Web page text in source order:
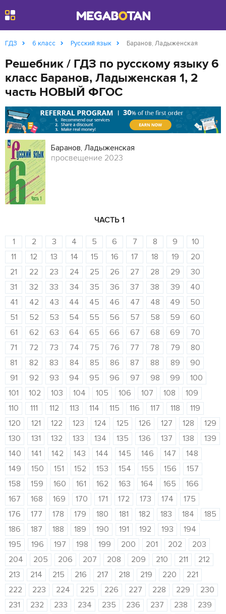
ГДЗ 6 класс Русский язык Баранов, Ладыженская
Решебник / ГДЗ по русскому языку 6
класс Баранов, Ладыженская 1, 2
часть НОВЫЙ ФГОС
Баранов, Ладыженская
просвещение 2023
ЧАСТЬ 1
1 2 3 4 5 6 7 8 9
10
11
12 13 14 15 16 17 18 19
20
21
22 23 24 25 26 27 28 29
30
31
32 33 34 35 36 37 38 39
40
41
42 43 44 45 46 47 48 49
50
51
52 53 54 55 56 57 58 59
60
61
62 63 64 65 66 67 68 69
70
71
72 73 74 75 76 77 78 79
80
81
82 83 84 85 86 87 88 89
90
91
92 93 94 95 96 97 98 99
100
101
102 103 104 105 106 107 108
109
110
111 112 113 114 115 116 117 118
119
120
121 122 123 124 125 126 127 128
129
130
131 132 133 134 135 136 137 138
139
140
141 142 143 144 145 146 147
148
149
150 151 152 153 154 155 156
157
158
159 160 161 162 163 164 165
166
167
168 169 170 171 172 173 174
175
176
177 178 179 180 181 182 183 184
185
186
187 188 189 190 191 192 193
194
195
196 197 198 199 200 201 202
203
204
205 206 207 208 209 210 211
212
213
214 215 216 217 218 219 220
221
222
223 224 225 226 227 228 229
230
231
232 233 234 235 236 237 238
239